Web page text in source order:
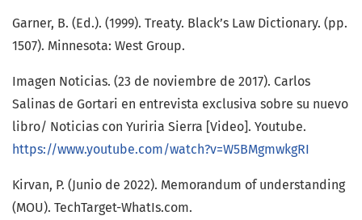
Garner, B. (Ed.). (1999). Treaty. Black’s Law Dictionary. (pp.
1507). Minnesota: West Group.
Imagen Noticias. (23 de noviembre de 2017). Carlos
Salinas de Gortari en entrevista exclusiva sobre su nuevo
libro/ Noticias con Yuriria Sierra [Video]. Youtube.
https://www.youtube.com/watch?v=W5BMgmwkgRI
Kirvan, P. (Junio de 2022). Memorandum of understanding
(MOU). TechTarget-WhatIs.com.